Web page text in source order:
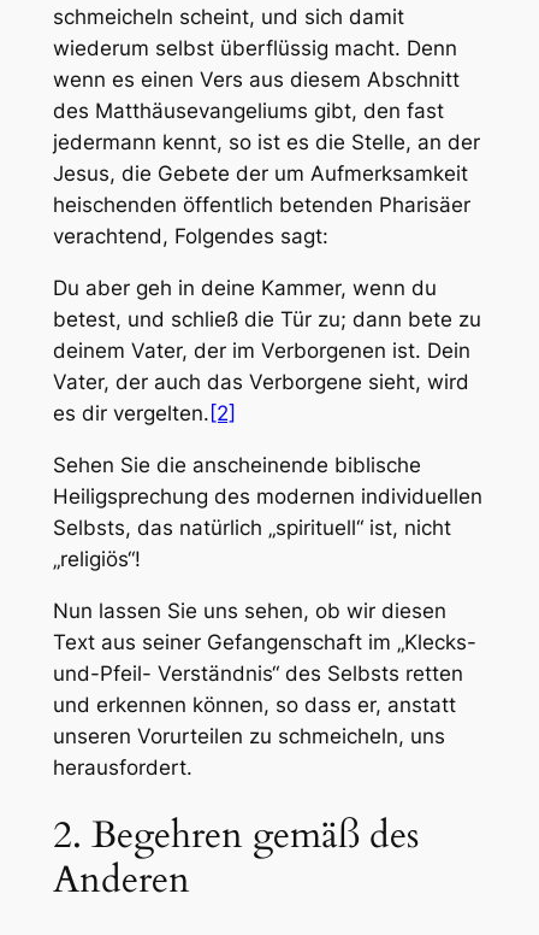
schmeicheln scheint, und sich damit
wiederum selbst überflüssig macht. Denn
wenn es einen Vers aus diesem Abschnitt
des Matthäusevangeliums gibt, den fast
jedermann kennt, so ist es die Stelle, an der
Jesus, die Gebete der um Aufmerksamkeit
heischenden öffentlich betenden Pharisäer
verachtend, Folgendes sagt:
Du aber geh in deine Kammer, wenn du
betest, und schließ die Tür zu; dann bete zu
deinem Vater, der im Verborgenen ist. Dein
Vater, der auch das Verborgene sieht, wird
es dir vergelten. [2]
Sehen Sie die anscheinende biblische
Heiligsprechung des modernen individuellen
Selbsts, das natürlich „spirituell“ ist, nicht
„religiös“!
Nun lassen Sie uns sehen, ob wir diesen
Text aus seiner Gefangenschaft im „Klecks-
und-Pfeil- Verständnis“ des Selbsts retten
und erkennen können, so dass er, anstatt
unseren Vorurteilen zu schmeicheln, uns
herausfordert.
2. Begehren gemäß des
Anderen